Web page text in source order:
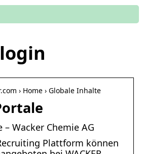
› Home › Globale Inhalte
– Wacker Chemie AG
Plattform können